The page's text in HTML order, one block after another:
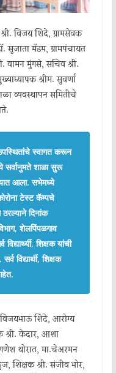
विजय शिंदे, ग्रामसेवक
सुजाता मॅडम, ग्रामपंचायत
वामन मुंगसे, सचिव श्री.
श्रीम. सुवर्णा
व्यवस्थापन समितीचे
स्वागत करून
सर्वानुमते शाळा सुरू
आला. सभेमध्ये
कोरोना टेस्ट कॅम्पचे
दिनांक
शेलपिंपळगाव
शिक्षक यांची
विद्यार्थी, शिक्षक
विजयभाऊ शिंदे, आरोग्य
श्री. केदार, आशा
थोरात, मा.चेअरमन
शिक्षक श्री. संजीव भोर,